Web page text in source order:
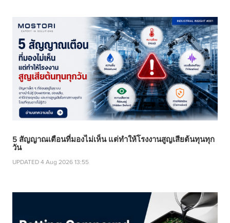
5 สัญญาณเตือนที่มองไม่เห็น แต่ทำให้โรงงานสูญเสียต้นทุนทุก
วัน
UPDATED 4 Aug 2026 13:55